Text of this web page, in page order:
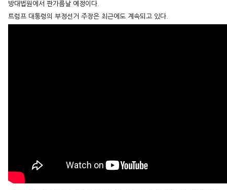
방대법원에서 판가름날 예정이다.
트럼프 대통령의 부정선거 주장은 최근에도 계속되고 있다.